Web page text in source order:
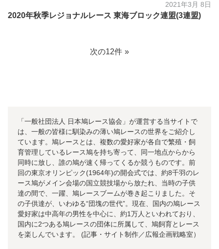
2021年3月 8日
2020年秋季レジョナルレース 東海ブロック連盟(3連盟)
次の12件
「一般社団法人 日本鳩レース協会」が運営する当サイトで
は、一般の皆様に馴染みの薄い鳩レースの世界をご紹介し
ています。鳩レースとは、複数の愛好家が各自で繁殖・飼
育管理しているレース鳩を持ち寄って、同一地点からから
同時に放し、誰の鳩が速く帰ってくるか競うものです。前
回の東京オリンピック(1964年)の開会式では、約8千羽のレ
ース鳩がメイン会場の国立競技場から放たれ、当時の子供
達の間で、一躍、鳩レースブームが巻き起こりました。そ
の子供達が、いわゆる“団塊の世代”。現在、国内の鳩レース
愛好家は中高年の男性を中心に、約1万人といわれており、
国内に2つある鳩レースの団体に所属して、鳩飼育とレース
を楽しんでいます。 (記事・サイト制作／広報企画戦略室）